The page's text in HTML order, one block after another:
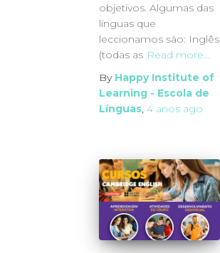
objetivos. Algumas das
línguas que
leccionamos são: Inglês
(todas as Read more…
By Happy Institute of
Learning - Escola de
Línguas, 4 anos ago